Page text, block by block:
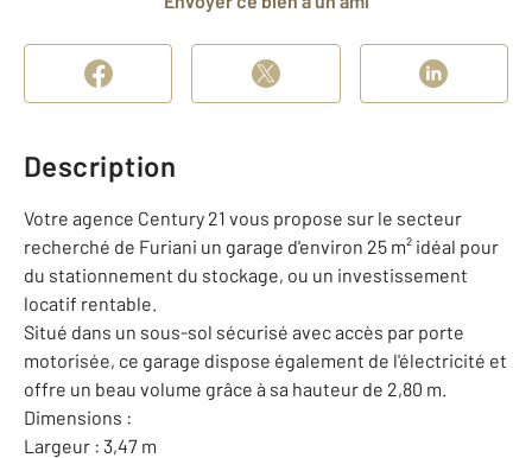
Description
Votre agence Century 21 vous propose sur le secteur
recherché de Furiani un garage d'environ 25 m² idéal pour
du stationnement du stockage, ou un investissement
locatif rentable.
Situé dans un sous-sol sécurisé avec accès par porte
motorisée, ce garage dispose également de l'électricité et
offre un beau volume grâce à sa hauteur de 2,80 m.
Dimensions :
Largeur : 3,47 m